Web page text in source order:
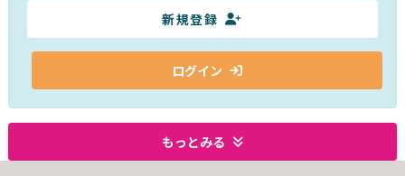
新規登録
ログイン
もっとみる